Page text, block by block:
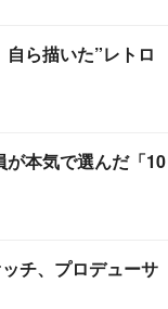
ら描いた”レトロ
本気で選んだ「10
チ、プロデューサ